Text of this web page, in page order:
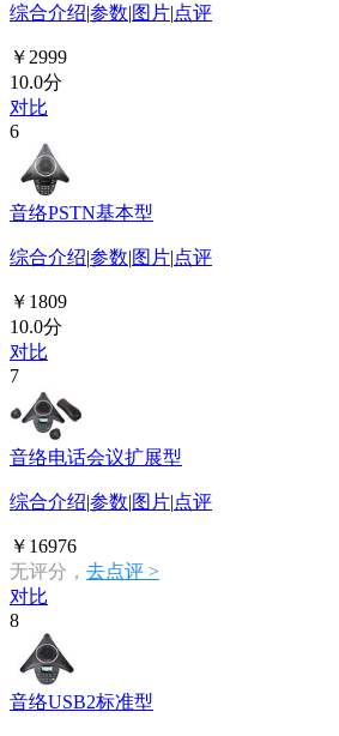
综合介绍|参数|图片|点评
￥2999
10.0分
对比
6
音络PSTN基本型
综合介绍|参数|图片|点评
￥1809
10.0分
对比
7
音络电话会议扩展型
综合介绍|参数|图片|点评
￥16976
无评分， 去点评 >
对比
8
音络USB2标准型